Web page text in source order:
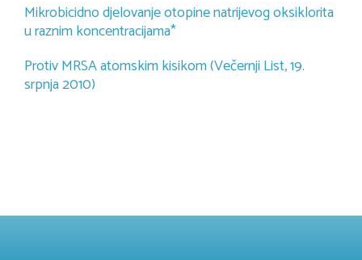
Mikrobicidno djelovanje otopine natrijevog oksiklorita
u raznim koncentracijama*
Protiv MRSA atomskim kisikom (Večernji List, 19.
srpnja 2010)